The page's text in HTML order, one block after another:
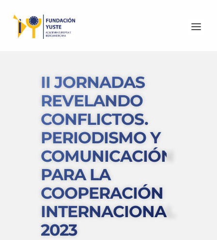
II JORNADAS
REVELANDO
CONFLICTOS.
PERIODISMO Y
COMUNICACIÓN
PARA LA
COOPERACIÓN
INTERNACIONAL
2023